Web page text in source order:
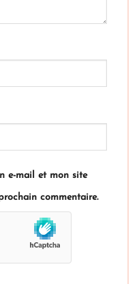
e-mail et mon site
commentaire.